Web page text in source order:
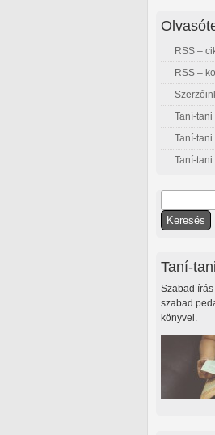
RSS –
RSS –
Taní-
Taní-
Taní-tani
Keresés
Taní-
Szabad
szabad
könyvei.